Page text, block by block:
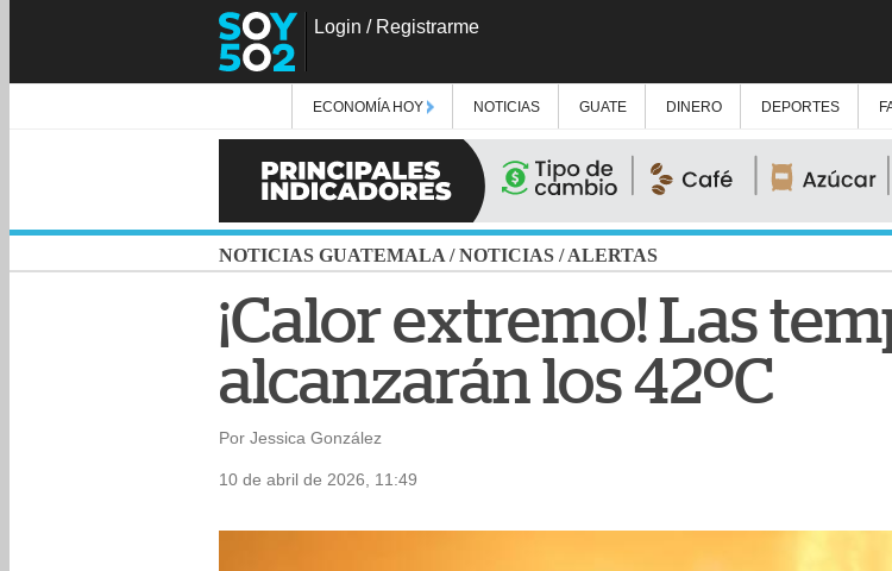
Login / Registrarme
ECONOMÍA HOY NOTICIAS GUATE DINERO DEPORTES
NOTICIAS GUATEMALA /NOTICIAS /ALERTAS
¡Calor extremo! Las
alcanzarán los 42ºC
Por Jessica González
10 de abril de 2026, 11:49